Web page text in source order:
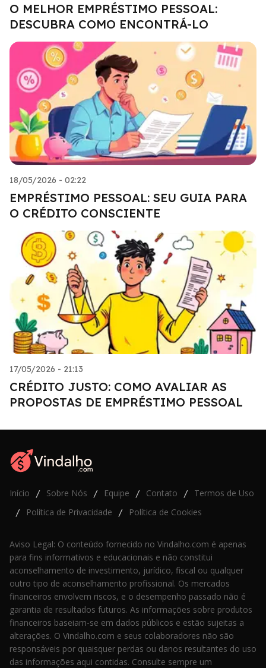
O MELHOR EMPRÉSTIMO PESSOAL:
DESCUBRA COMO ENCONTRÁ-LO
18/05/2026 - 02:22
EMPRÉSTIMO PESSOAL: SEU GUIA PARA
O CRÉDITO CONSCIENTE
17/05/2026 - 21:13
CRÉDITO JUSTO: COMO AVALIAR AS
PROPOSTAS DE EMPRÉSTIMO PESSOAL
Início / Sobre Nós / Equipe / Contato / Termos de Uso
/ Política de Privacidade / Política de Cookies
Aviso Legal: O conteúdo fornecido no Vindalho.com é apenas
para fins informativos e educacionais e não constitui
aconselhamento de investimento, jurídico, fiscal ou qualquer
outro tipo de aconselhamento profissional. Os mercados
financeiros envolvem riscos, e o desempenho passado não é
garantia de resultados futuros. As informações sobre produtos
financeiros baseiam-se em dados públicos e estão sujeitas a
alterações. O Vindalho.com e seus colaboradores não são
responsáveis por quaisquer perdas ou danos resultantes do uso
das informações aqui contidas. Consulte sempre um